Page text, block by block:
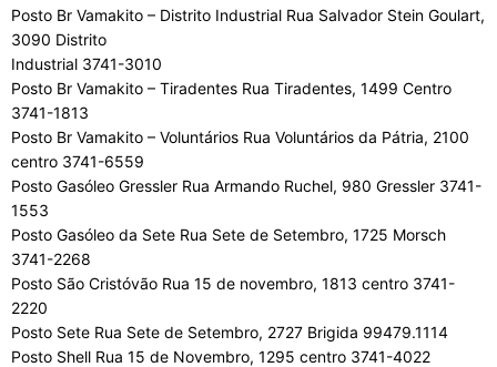
Posto Br Vamakito – Distrito Industrial Rua Salvador Stein Goulart,
3090 Distrito
Industrial 3741-3010
Posto Br Vamakito – Tiradentes Rua Tiradentes, 1499 Centro
3741-1813
Posto Br Vamakito – Voluntários Rua Voluntários da Pátria, 2100
centro 3741-6559
Posto Gasóleo Gressler Rua Armando Ruchel, 980 Gressler 3741-
1553
Posto Gasóleo da Sete Rua Sete de Setembro, 1725 Morsch
3741-2268
Posto São Cristóvão Rua 15 de novembro, 1813 centro 3741-
2220
Posto Sete Rua Sete de Setembro, 2727 Brigida 99479.1114
Posto Shell Rua 15 de Novembro, 1295 centro 3741-4022